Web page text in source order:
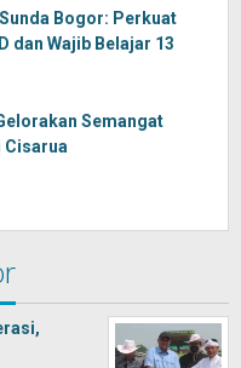
Bogor: Perkuat
dan Wajib Belajar 13
Semangat
Cisarua